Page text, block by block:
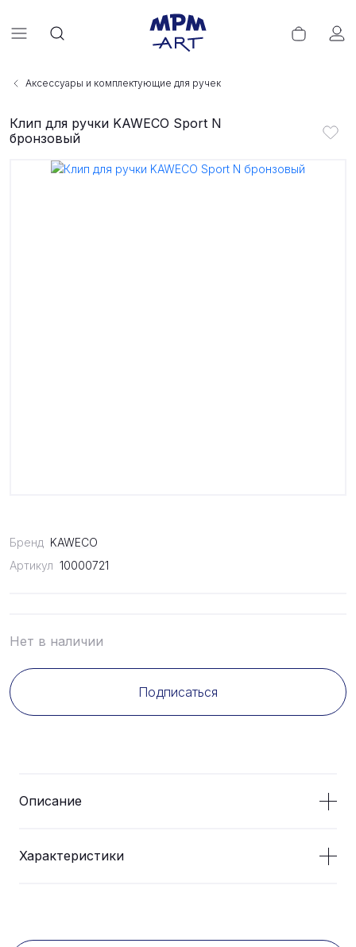
Аксессуары и комплектующие для ручек
Клип для ручки KAWECO Sport N
бронзовый
Бренд KAWECO
Артикул 10000721
Нет в наличии
Подписаться
Описание
Характеристики